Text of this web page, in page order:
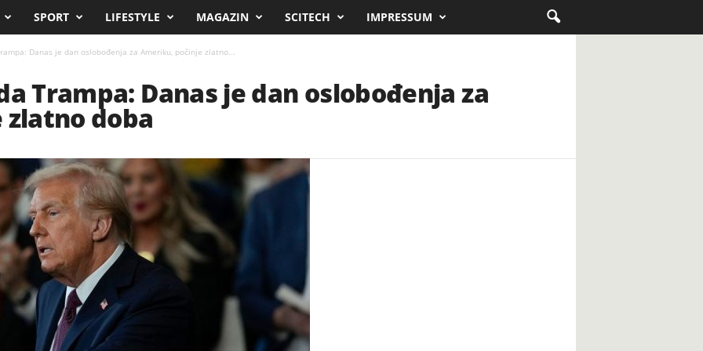
SPORT LIFESTYLE MAGAZIN SCITECH IMPRESSUM
Danas je dan oslobođenja za Ameriku, počinje zlatno...
Trampa: Danas je dan oslobođenja za
doba